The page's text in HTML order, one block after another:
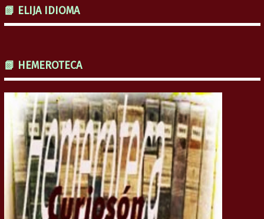
📗 ELIJA IDIOMA
📗 HEMEROTECA